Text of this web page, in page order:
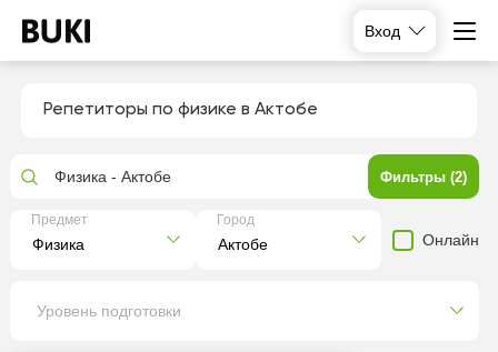
Вход
Репетиторы по физике в Актобе
Физика - Актобе Фильтры (2)
Предмет Город
Онлайн
Уровень подготовки